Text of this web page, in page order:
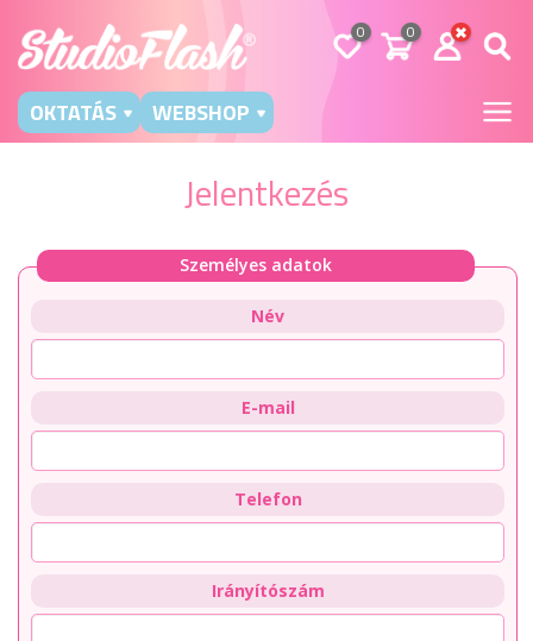
0 0
OKTATÁS WEBSHOP
Jelentkezés
Személyes adatok
Név
E-mail
Telefon
Irányítószám